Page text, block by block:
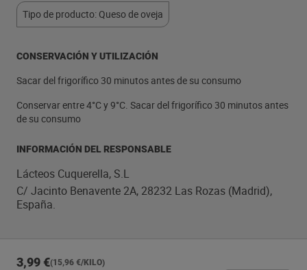
Tipo de producto: Queso de oveja
CONSERVACIÓN Y UTILIZACIÓN
Sacar del frigorífico 30 minutos antes de su consumo
Conservar entre 4°C y 9°C. Sacar del frigorífico 30 minutos antes
de su consumo
INFORMACIÓN DEL RESPONSABLE
Lácteos Cuquerella, S.L
C/ Jacinto Benavente 2A, 28232 Las Rozas (Madrid),
España.
3,99 €(15,96 €/KILO)